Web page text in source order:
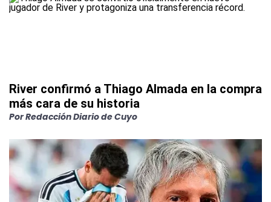
River confirmó a Thiago Almada en la compra
más cara de su historia
PorRedacción Diario de Cuyo